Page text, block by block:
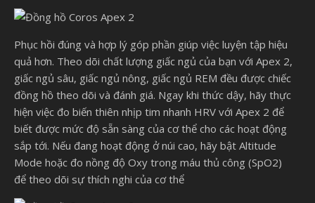
Phục hồi đúng và hợp lý góp phần giúp việc luyện tập hiệu
quả hơn. Theo dõi chất lượng giấc ngủ của bạn với Apex 2,
giấc ngủ sâu, giấc ngủ nông, giấc ngủ REM đều được chiếc
đồng hồ theo dõi và đánh giá. Ngay khi thức dậy, hãy thực
hiện việc đo biến thiên nhịp tim nhanh HRV với Apex 2 để
biết được mức độ sẵn sàng của cơ thể cho các hoạt động
sắp tới. Nếu đang hoạt động ở núi cao, hãy bật Altitude
Mode hoặc đo nồng độ Oxy trong máu thủ công (SpO2)
để theo dõi sự thích nghi của cơ thể